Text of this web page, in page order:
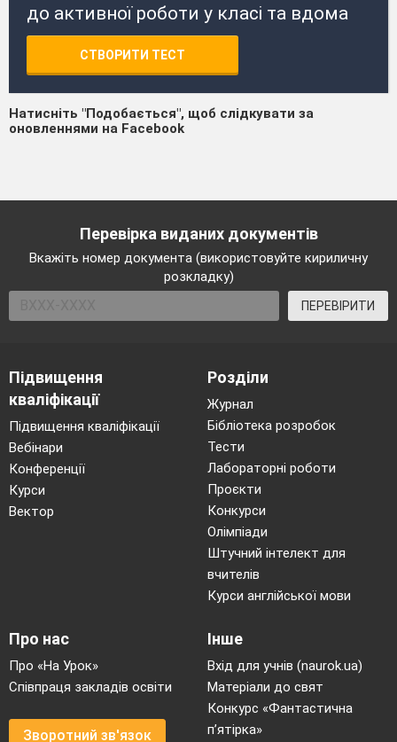
до активної роботи у класі та вдома
СТВОРИТИ ТЕСТ
Натисніть "Подобається", щоб слідкувати за
оновленнями на Facebook
Перевірка виданих документів
Вкажіть номер документа (використовуйте кириличну
розкладку)
ПЕРЕВІРИТИ
Підвищення
кваліфікації
Підвищення кваліфікації
Вебінари
Конференції
Курси
Вектор
Розділи
Журнал
Бібліотека розробок
Тести
Лабораторні роботи
Проєкти
Конкурси
Олімпіади
Штучний інтелект для
вчителів
Курси англійської мови
Про нас
Про «На Урок»
Співпраця закладів освіти
Зворотний зв'язок
Інше
Вхід для учнів (naurok.ua)
Матеріали до свят
Конкурс «Фантастична
п’ятірка»